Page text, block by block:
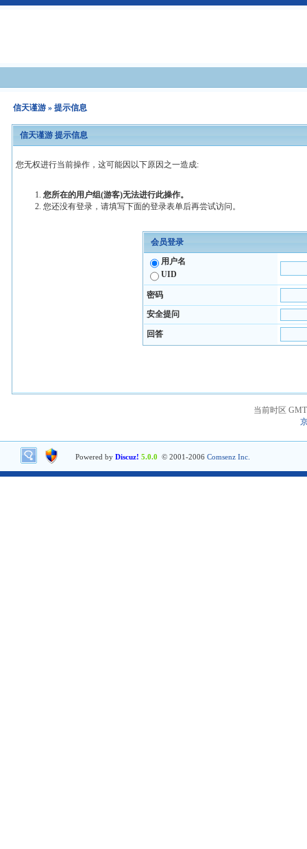
信天谨游 » 提示信息
信天谨游 提示信息
您无权进行当前操作，这可能因以下原因之一造成:
您所在的用户组(游客)无法进行此操作。
您还没有登录，请填写下面的登录表单后再尝试访问。
会员登录
用户名
UID
密码
安全提问
回答
当前时区
Powered by Discuz! 5.0.0 © 2001-2006 Comsenz Inc.